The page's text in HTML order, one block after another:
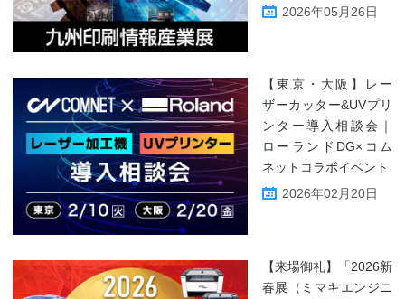
2026年05月26日
【東京・大阪】レー
ザーカッター&UVプリ
ンター導入相談会｜
ローランドDG×コム
ネットコラボイベント
2026年02月20日
【来場御礼】「2026新
春展（ミマキエンジニ